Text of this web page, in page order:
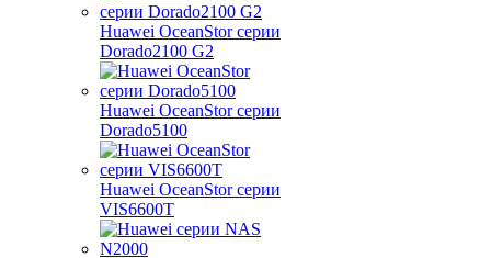
Huawei OceanStor серии
Dorado2100 G2
Huawei OceanStor серии
Dorado5100
Huawei OceanStor серии
VIS6600T